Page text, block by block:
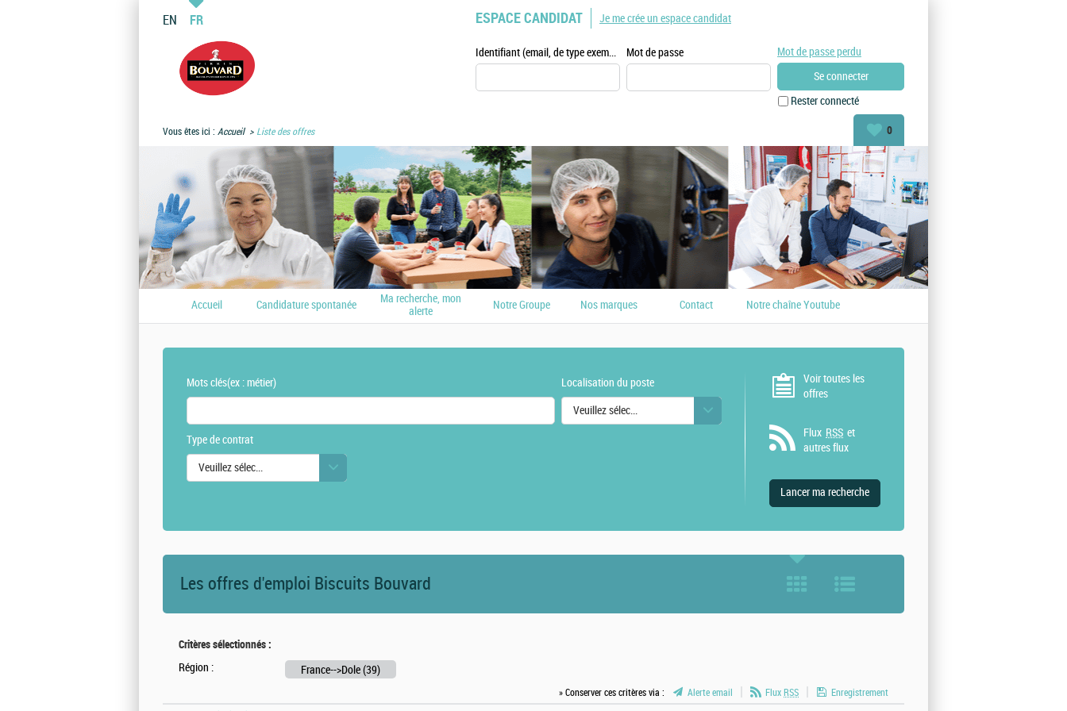
EN FR ESPACE CANDIDAT
Identifiant (email, de type exemple@exemple.fr) Mot de passe
Rester connecté
Mot de passe perdu
Je me crée un espace candidat
Vous êtes ici : Accueil Liste des offres 0
Accueil Candidature spontanée
Ma recherche, mon
alerte
Notre Groupe Nos marques Contact Notre chaîne Youtube
Mots clés(ex : métier) Localisation du poste
Veuillez sélectionner une ou des valeurs
Type de contrat
Veuillez sélectionner une ou des valeurs
Voir toutes les
offres
Flux RSS et
autres flux
Les offres d'emploi Biscuits Bouvard
Critères sélectionnés :
Région : France-->Dole (39)
» Conserver ces critères via : Alerte email Flux RSS
Enregistrement